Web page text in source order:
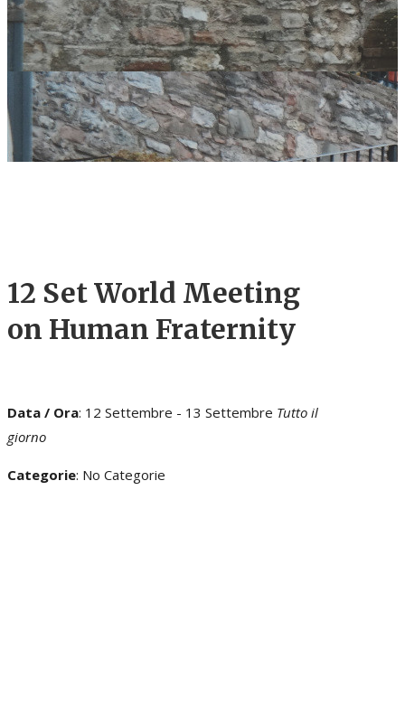
12 SetWorld Meeting
on Human Fraternity
Data / Ora: 12 Settembre - 13 Settembre Tutto il
giorno
Categorie: No Categorie